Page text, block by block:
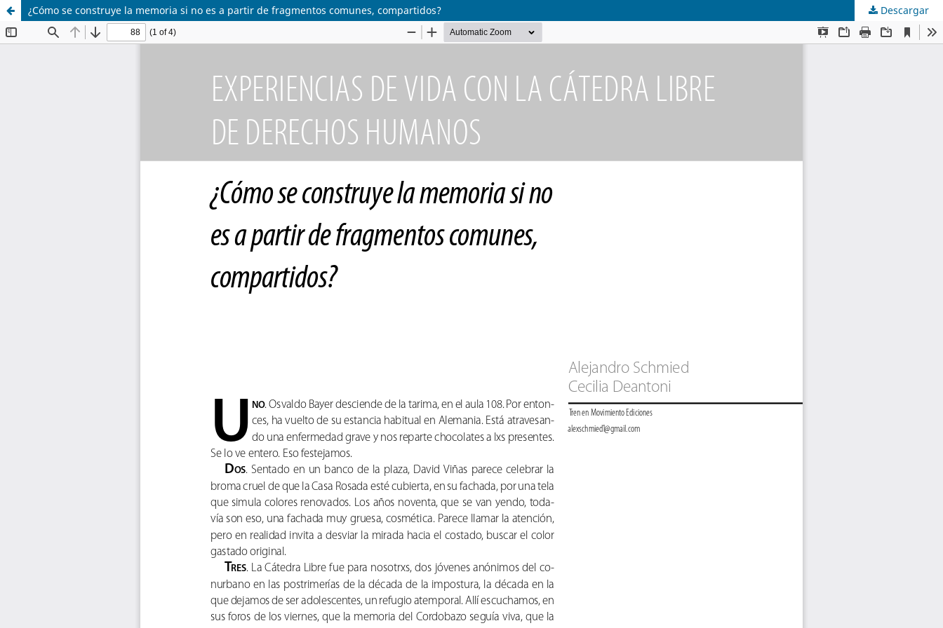
¿Cómo se construye la memoria si no es a partir de fragmentos comunes, compartidos? Descargar